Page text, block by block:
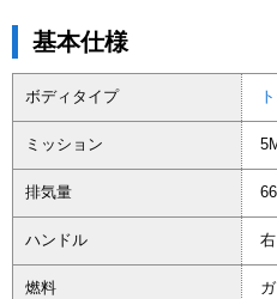
基本仕様
ボディタイプ
ミッション
排気量
ハンドル 右
燃料